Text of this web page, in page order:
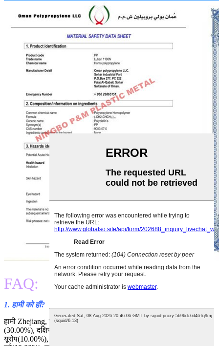
FAQ:
1. हामी को हौं?
हामी Zhejiang, चीन मा आधारित छ, 2014 देखि सुरु, उत्तर अमेरिका
(30.00%), दक्षिणी यूरोप (10.00%), उत्तरी मा बेच्नुहोस्।
यूरोप(10.00%), मध्य अमेरिका(10.00%), पश्चिमी यूरोप(10.00%), मध्य